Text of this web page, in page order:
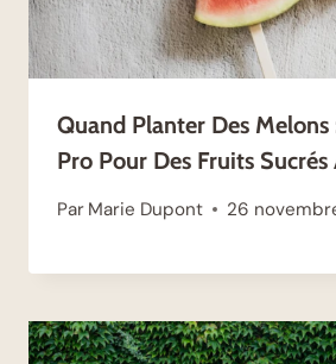
Quand Planter Des Melons
Pro Pour Des Fruits
Par Marie Dupont 26